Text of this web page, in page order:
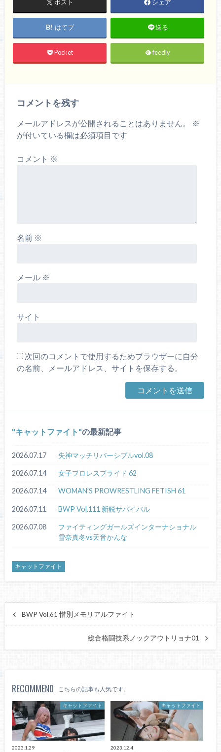
ポスト シェア
はてブ 送る
Pocket feedly
コメントを残す
メールアドレスが公開されることはありません。
※
が付いている欄は必須項目です
コメント ※
名前 ※
メール ※
サイト
次回のコメントで使用するためブラウザーに自分
の名前、メールアドレス、サイトを保存する。
キャットファイト の最新記事
2026.07.17 失神マッチリバーシブルvol.08
2026.07.14 女子プロレスプライド 62
2026.07.14 WOMAN’S PROWRESTLING FETISH 61
2026.07.11 BWP Vol.111 新鋭サバイバル
2026.07.08
ファイティングガールズインターナショナル
雪奈真冬vs天音かんな
キャットファイト
BWP Vol.61 惜別メモリアルファイト
総合格闘技系ノックアウトリョナ01
RECOMMEND こちらの記事も人気です。
キャットファイト
2023.1.29
キャットファイト
2023.12.4